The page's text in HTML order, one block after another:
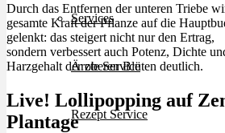
Services
Ärzte Service
Rezept Service
Durch das Entfernen der unteren Triebe
gesamte Kraft der Pflanze auf die
gelenkt: das steigert nicht nur den Ertrag,
sondern verbessert auch Potenz, Dichte
Harzgehalt der oberen Blüten deutlich.
Live! Lollipopping auf
Plantage